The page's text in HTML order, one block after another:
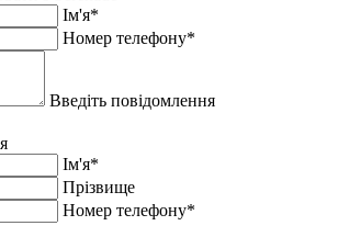
Ім'я*
Номер телефону*
Введіть повідомлення
Ім'я*
Прiзвище
Номер телефону*